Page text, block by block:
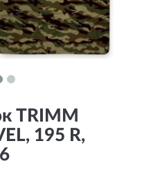
TRIMM
195 R,